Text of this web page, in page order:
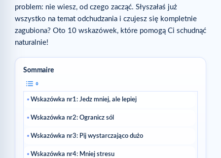
problem: nie wiesz, od czego zacząć. Słyszałaś już
wszystko na temat odchudzania i czujesz się kompletnie
zagubiona? Oto 10 wskazówek, które pomogą Ci schudnąć
naturalnie!
Sommaire
Wskazówka nr1: Jedz mniej, ale lepiej
Wskazówka nr2: Ogranicz sól
Wskazówka nr3: Pij wystarczająco dużo
Wskazówka nr4: Mniej stresu